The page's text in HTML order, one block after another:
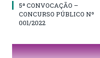
5ª CONVOCAÇÃO –
CONCURSO PÚBLICO Nº
001/2022